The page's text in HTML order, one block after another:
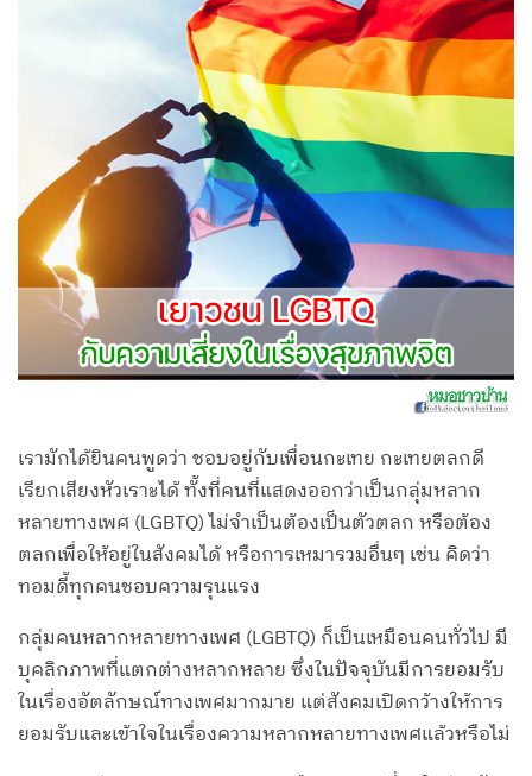
เรามักได้ยินคนพูดว่า ชอบอยู่กับเพื่อนกะเทย กะเทยตลกดี
เรียกเสียงหัวเราะได้ ทั้งที่คนที่แสดงออกว่าเป็นกลุ่มหลาก
หลายทางเพศ (LGBTQ) ไม่จำเป็นต้องเป็นตัวตลก หรือต้อง
ตลกเพื่อให้อยู่ในสังคมได้ หรือการเหมารวมอื่นๆ เช่น คิดว่า
ทอมดี้ทุกคนชอบความรุนแรง
กลุ่มคนหลากหลายทางเพศ (LGBTQ) ก็เป็นเหมือนคนทั่วไป มี
บุคลิกภาพที่แตกต่างหลากหลาย ซึ่งในปัจจุบันมีการยอมรับ
ในเรื่องอัตลักษณ์ทางเพศมากมาย แต่สังคมเปิดกว้างให้การ
ยอมรับและเข้าใจในเรื่องความหลากหลายทางเพศแล้วหรือไม่